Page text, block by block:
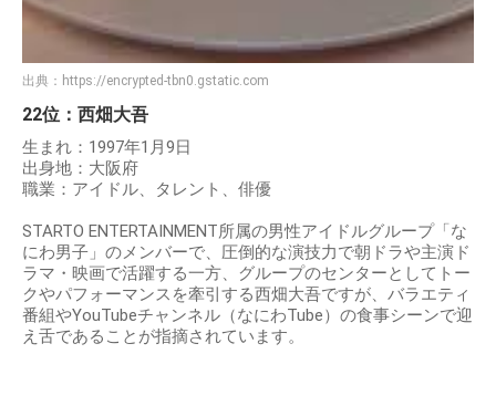
出典： https://encrypted-tbn0.gstatic.com
22位：西畑大吾
生まれ：1997年1月9日
出身地：大阪府
職業：アイドル、タレント、俳優
STARTO ENTERTAINMENT所属の男性アイドルグループ「な
にわ男子」のメンバーで、圧倒的な演技力で朝ドラや主演ド
ラマ・映画で活躍する一方、グループのセンターとしてトー
クやパフォーマンスを牽引する西畑大吾ですが、バラエティ
番組やYouTubeチャンネル（なにわTube）の食事シーンで迎
え舌であることが指摘されています。